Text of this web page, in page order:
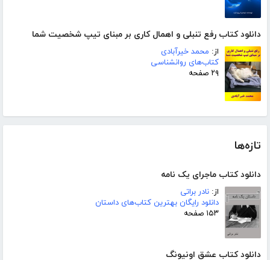
دانلود کتاب رفع تنبلی و اهمال کاری بر مبنای تیپ شخصیت شما
از: محمد خیرآبادی
کتاب‌های روانشناسی
۲۹ صفحه
تازه‌ها
دانلود کتاب ماجرای یک نامه
از: نادر براتی
دانلود رایگان بهترین کتاب‌های داستان
۱۵۳ صفحه
دانلود کتاب عشق اونیونگ